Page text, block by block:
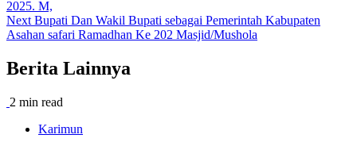
2025. M,
Next Bupati Dan Wakil Bupati sebagai Pemerintah Kabupaten
Asahan safari Ramadhan Ke 202 Masjid/Mushola
Berita Lainnya
2 min read
Karimun